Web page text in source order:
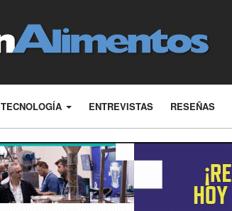
TECNOLOGÍA ENTREVISTAS RESEÑAS